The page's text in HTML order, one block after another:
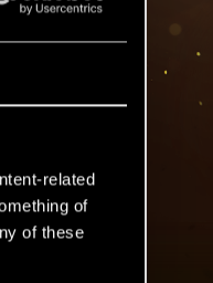
related
of
of these